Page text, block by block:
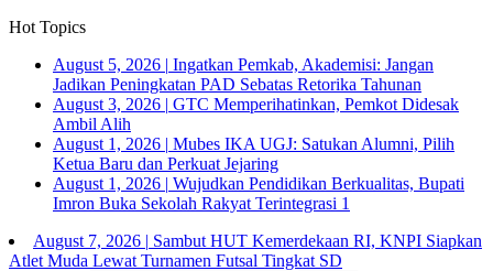
Hot Topics
August 5, 2026 | Ingatkan Pemkab, Akademisi: Jangan
Jadikan Peningkatan PAD Sebatas Retorika Tahunan
August 3, 2026 | GTC Memperihatinkan, Pemkot Didesak
Ambil Alih
August 1, 2026 | Mubes IKA UGJ: Satukan Alumni, Pilih
Ketua Baru dan Perkuat Jejaring
August 1, 2026 | Wujudkan Pendidikan Berkualitas, Bupati
Imron Buka Sekolah Rakyat Terintegrasi 1
August 7, 2026 | Sambut HUT Kemerdekaan RI, KNPI Siapkan
Atlet Muda Lewat Turnamen Futsal Tingkat SD